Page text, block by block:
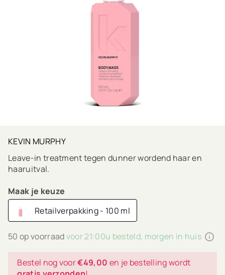
KEVIN MURPHY
Leave-in treatment tegen dunner wordend haar en
haaruitval.
Maak je keuze
Retailverpakking - 100 ml
50 op voorraadvoor 21:00u besteld, morgen in huis
Bestel nog voor€49,00 en je bestelling wordt